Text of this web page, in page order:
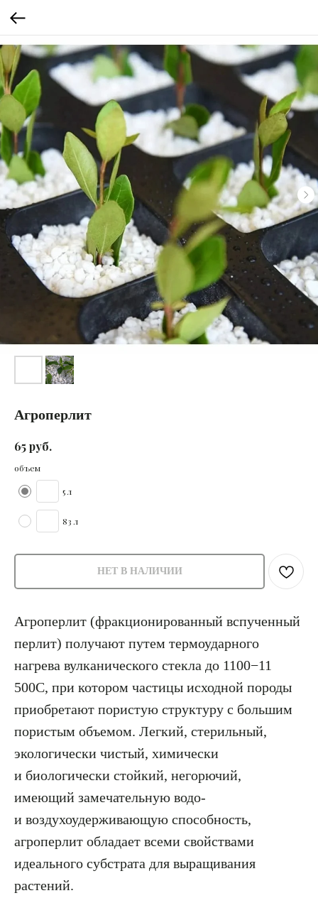
Агроперлит
65руб.
объем
5 л
83 л
НЕТ В НАЛИЧИИ
Агроперлит (фракционированный вспученный
перлит) получают путем термоударного
нагрева вулканического стекла до 1100−11
500С, при котором частицы исходной породы
приобретают пористую структуру с большим
пористым объемом. Легкий, стерильный,
экологически чистый, химически
и биологически стойкий, негорючий,
имеющий замечательную водо-
и воздухоудерживающую способность,
агроперлит обладает всеми свойствами
идеального субстрата для выращивания
растений.